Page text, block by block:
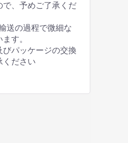
、予めご了承くだ
送の過程で微細な
す。
パッケージの交換
ください